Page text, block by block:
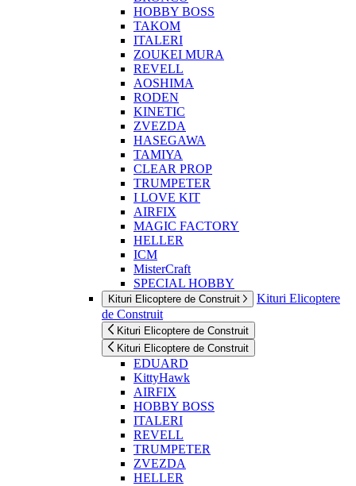
HOBBY BOSS
TAKOM
ITALERI
ZOUKEI MURA
REVELL
AOSHIMA
RODEN
KINETIC
ZVEZDA
HASEGAWA
TAMIYA
CLEAR PROP
TRUMPETER
I LOVE KIT
AIRFIX
MAGIC FACTORY
HELLER
ICM
MisterCraft
SPECIAL HOBBY
Kituri Elicoptere de Construit
Kituri Elicoptere
de Construit
Kituri Elicoptere de Construit
Kituri Elicoptere de Construit
EDUARD
KittyHawk
AIRFIX
HOBBY BOSS
ITALERI
REVELL
TRUMPETER
ZVEZDA
HELLER